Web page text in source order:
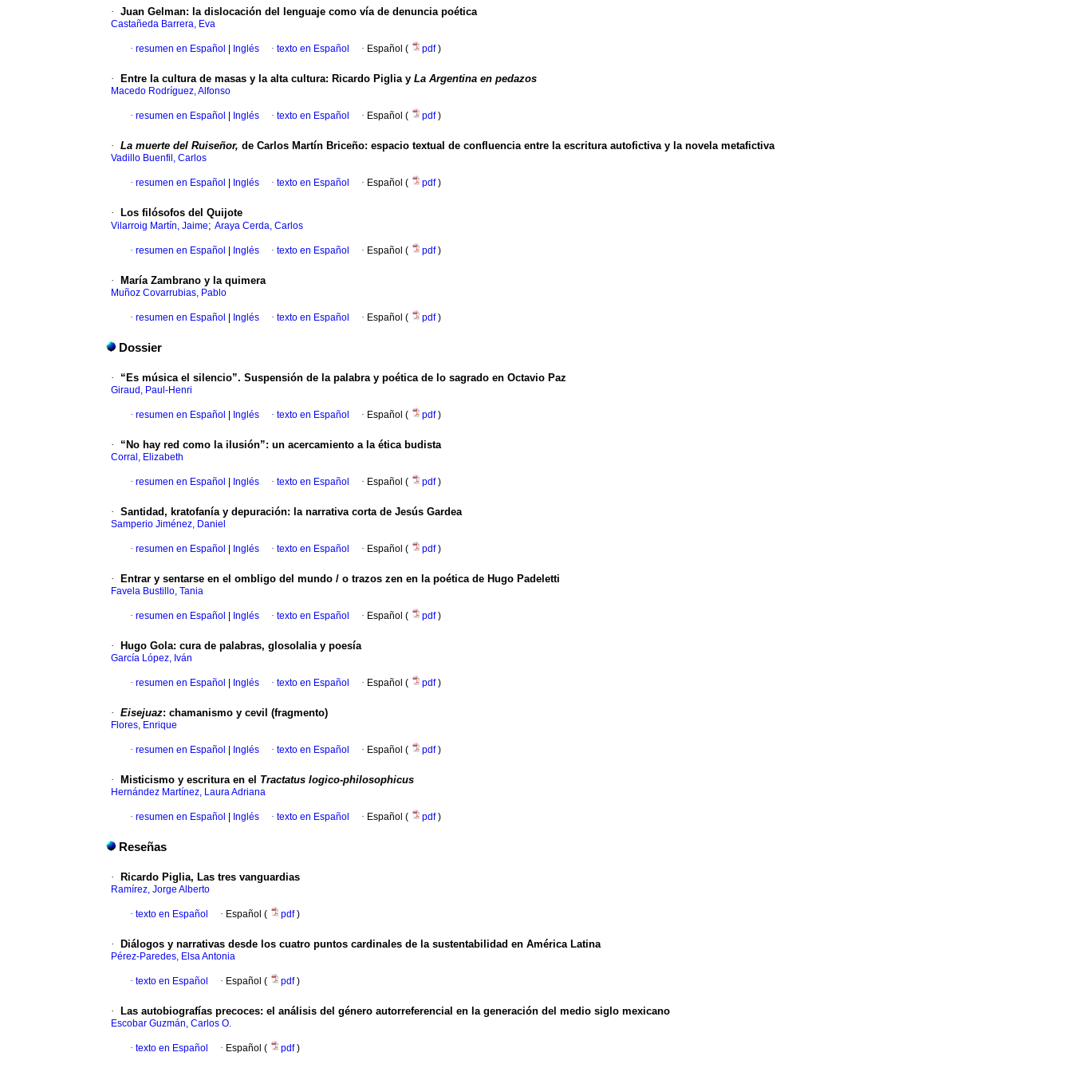
· Juan Gelman: la dislocación del lenguaje como vía de denuncia poética
Castañeda Barrera, Eva
· resumen en Español Inglés · texto en Español · Español ( pdf)
· Entre la cultura de masas y la alta cultura: Ricardo Piglia y La Argentina en pedazos
Macedo Rodríguez, Alfonso
· resumen en Español Inglés · texto en Español · Español ( pdf)
· La muerte del Ruiseñor, de Carlos Martín Briceño: espacio textual de confluencia entre la escritura autofictiva y la novela metafictiva
Vadillo Buenfil, Carlos
· resumen en Español Inglés · texto en Español · Español ( pdf)
· Los filósofos del Quijote
Vilarroig Martín, Jaime; Araya Cerda, Carlos
· resumen en Español Inglés · texto en Español · Español ( pdf)
· María Zambrano y la quimera
Muñoz Covarrubias, Pablo
· resumen en Español Inglés · texto en Español · Español ( pdf)
Dossier
· “Es música el silencio”. Suspensión de la palabra y poética de lo sagrado en Octavio Paz
Giraud, Paul-Henri
· resumen en Español Inglés · texto en Español · Español ( pdf)
· “No hay red como la ilusión”: un acercamiento a la ética budista
Corral, Elizabeth
· resumen en Español Inglés · texto en Español · Español ( pdf)
· Santidad, kratofanía y depuración: la narrativa corta de Jesús Gardea
Samperio Jiménez, Daniel
· resumen en Español Inglés · texto en Español · Español ( pdf)
· Entrar y sentarse en el ombligo del mundo / o trazos zen en la poética de Hugo Padeletti
Favela Bustillo, Tania
· resumen en Español Inglés · texto en Español · Español ( pdf)
· Hugo Gola: cura de palabras, glosolalia y poesía
García López, Iván
· resumen en Español Inglés · texto en Español · Español ( pdf)
· Eisejuaz: chamanismo y cevil (fragmento)
Flores, Enrique
· resumen en Español Inglés · texto en Español · Español ( pdf)
· Misticismo y escritura en el Tractatus logico-philosophicus
Hernández Martínez, Laura Adriana
· resumen en Español Inglés · texto en Español · Español ( pdf)
Reseñas
· Ricardo Piglia, Las tres vanguardias
Ramírez, Jorge Alberto
· texto en Español · Español ( pdf)
· Diálogos y narrativas desde los cuatro puntos cardinales de la sustentabilidad en América Latina
Pérez-Paredes, Elsa Antonia
· texto en Español · Español ( pdf)
· Las autobiografías precoces: el análisis del género autorreferencial en la generación del medio siglo mexicano
Escobar Guzmán, Carlos O.
· texto en Español · Español ( pdf)